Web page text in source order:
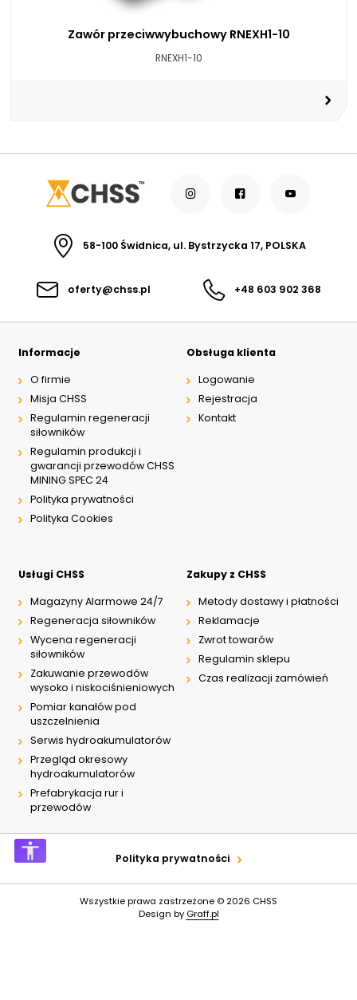
Zawór przeciwwybuchowy RNEXH1-10
RNEXH1-10
58-100 Świdnica, ul. Bystrzycka 17, POLSKA
oferty@chss.pl +48 603 902 368
Informacje
O firmie
Misja CHSS
Regulamin regeneracji
siłowników
Regulamin produkcji i
gwarancji przewodów CHSS
MINING SPEC 24
Polityka prywatności
Polityka Cookies
Obsługa klienta
Logowanie
Rejestracja
Kontakt
Usługi CHSS
Magazyny Alarmowe 24/7
Regeneracja siłowników
Wycena regeneracji
siłowników
Zakuwanie przewodów
wysoko i niskociśnieniowych
Pomiar kanałów pod
uszczelnienia
Serwis hydroakumulatorów
Przegląd okresowy
hydroakumulatorów
Prefabrykacja rur i
przewodów
Zakupy z CHSS
Metody dostawy i płatności
Reklamacje
Zwrot towarów
Regulamin sklepu
Czas realizacji zamówień
Polityka prywatności
Wszystkie prawa zastrzeżone © 2026 CHSS
Design by Graff.pl